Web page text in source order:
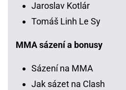
Jaroslav Kotlár
Tomáš Linh Le Sy
MMA sázení a bonusy
Sázení na MMA
Jak sázet na Clash